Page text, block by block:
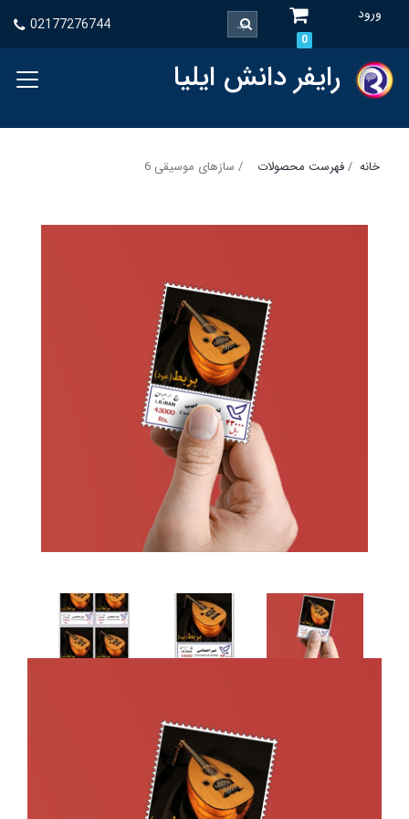
ورود
0
02177276744
رایفر دانش ایلیا
خانه فهرست محصولات سازهای موسیقی 6